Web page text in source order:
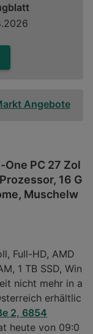
Angebote
PC 27 Zol
16 G
Muschelw
Full-HD, AMD
1 TB SSD, Win
nicht mehr in a
erhältlic
2, 6854
heute von 09:0